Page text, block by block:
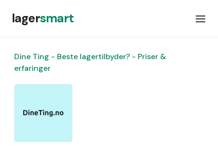
lagersmart
Dine Ting - Beste lagertilbyder? - Priser &
erfaringer